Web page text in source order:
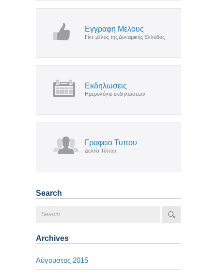
Εγγραφη Μελους
Γίνε μέλος της Δυναμικής Ελλάδας
Εκδηλωσεις
Ημερολόγιο εκδηλώσεων.
Γραφειο Τυπου
Δελτία Τύπου.
Search
Archives
Αύγουστος 2015